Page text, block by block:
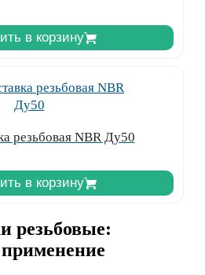
в корзину
резьбовая NBR Ду50
в корзину
резьбовые: